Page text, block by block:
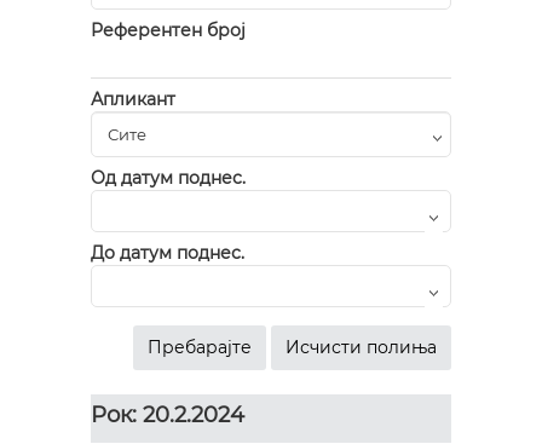
Референтен број
Апликант
Од датум поднес.
До датум поднес.
Рок: 20.2.2024